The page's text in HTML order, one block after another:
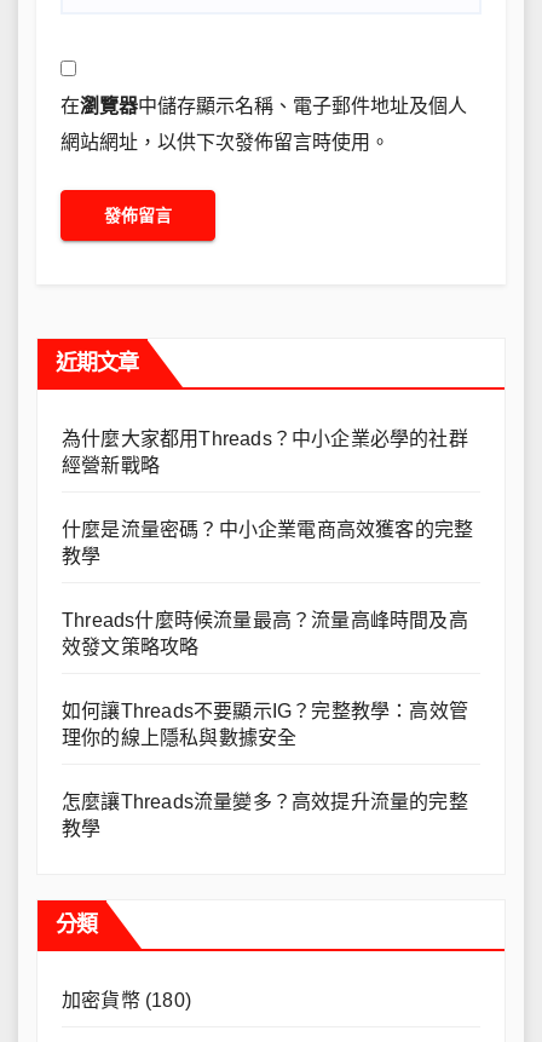
在瀏覽器中儲存顯示名稱、電子郵件地址及個人
網站網址，以供下次發佈留言時使用。
近期文章
為什麼大家都用Threads？中小企業必學的社群
經營新戰略
什麼是流量密碼？中小企業電商高效獲客的完整
教學
Threads什麼時候流量最高？流量高峰時間及高
效發文策略攻略
如何讓Threads不要顯示IG？完整教學：高效管
理你的線上隱私與數據安全
怎麼讓Threads流量變多？高效提升流量的完整
教學
分類
加密貨幣(180)